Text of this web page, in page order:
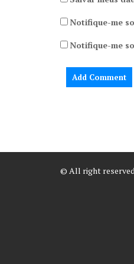
Notifique-me
Notifique-me
© All right